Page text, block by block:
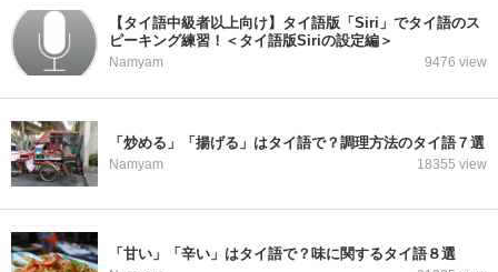
【タイ語中級者以上向け】タイ語版「Siri」でタイ語のス
ピーキング練習！＜タイ語版Siriの設定編＞
Namyam 9476 view
「炒める」「揚げる」はタイ語で？調理方法のタイ語７選
Namyam 18355 view
「甘い」「辛い」はタイ語で？味に関するタイ語８選